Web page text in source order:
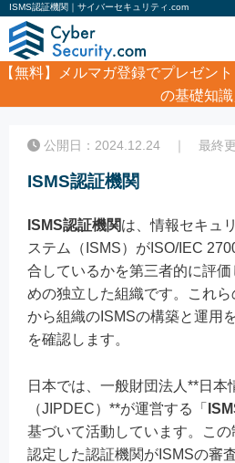
ISMS認証機関｜サイバーセキュリティ.com
【無料】
メルマガ登録でプレゼン
の基礎知識
ISMS認証機関
公開日：2024.12.24 ｜ 最終更
ISMS認証機関
ISMS認証機関は、情報セキュ
ステム（ISMS）がISO/IEC
合しているかを第三者的に評
めの独立した組織です。これ
から組織のISMSの構築と運用
を確認します。
日本では、一般財団法人**日本
（JIPDEC）**が運営する「
基づいて活動しています。こ
認定した認証機関がISMSの審